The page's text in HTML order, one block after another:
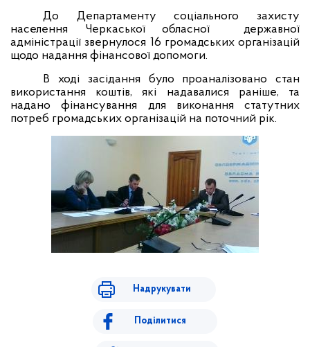
До Департаменту соціального захисту
населення Черкаської обласної
державної
адміністрації звернулося 16 громадських організацій
щодо надання фінансової допомоги.
В ході засідання було проаналізовано стан
використання коштів, які надавалися раніше, та
надано фінансування для виконання статутних
потреб громадських організацій на поточний рік.
Надрукувати
Поділитися